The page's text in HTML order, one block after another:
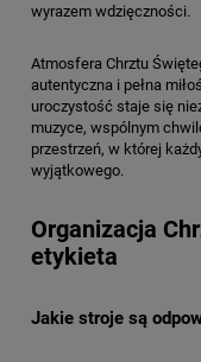
wyrazem wdzięczności.
Atmosfera Chrztu
autentyczna i pełna
uroczystość staje się
muzyce, wspólnym
przestrzeń, w której
wyjątkowego.
Organizacja
etykieta
Jakie stroje są